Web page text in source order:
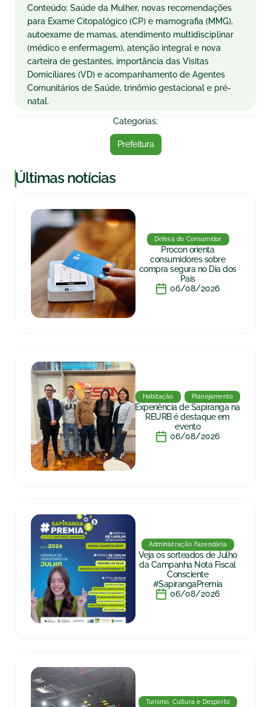
Conteúdo: Saúde da Mulher, novas recomendações
para Exame Citopalógico (CP) e mamografia (MMG),
autoexame de mamas, atendimento multidisciplinar
(médico e enfermagem), atenção integral e nova
carteira de gestantes, importância das Visitas
Domiciliares (VD) e acompanhamento de Agentes
Comunitários de Saúde, trinômio gestacional e pré-
natal.
Categorias:
Prefeitura
|Últimas notícias
Defesa do Consumidor
Procon orienta
consumidores sobre
compra segura no Dia dos
Pais
06/08/2026
Habitação Planejamento
Experiência de Sapiranga na
REURB é destaque em
evento
06/08/2026
Administração Fazendária
Veja os sorteados de Julho
da Campanha Nota Fiscal
Consciente
#SapirangaPremia
06/08/2026
Turismo, Cultura e Desporto